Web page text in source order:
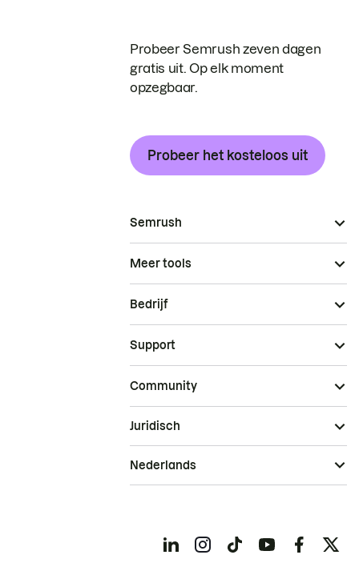
Probeer Semrush zeven dagen
gratis uit. Op elk moment
opzegbaar.
Probeer het kosteloos uit
Semrush
Meer tools
Bedrijf
Support
Community
Juridisch
Nederlands